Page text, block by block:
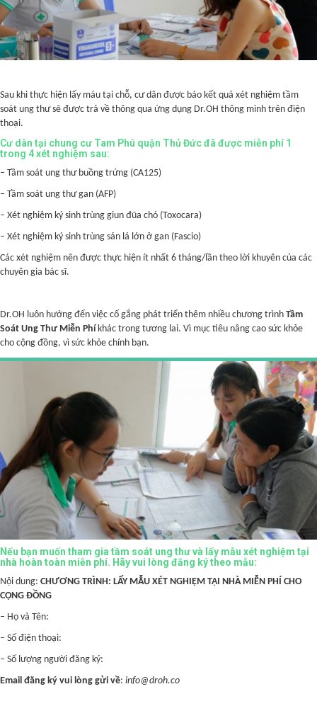
Sau khi thực hiện lấy máu tại chỗ, cư dân được báo kết quả xét nghiệm tầm
soát ung thư sẽ được trả về thông qua ứng dụng Dr.OH thông minh trên điện
thoại.
Cư dân tại chung cư Tam Phú quận Thủ Đức đã được miễn phí 1
trong 4 xét nghiệm sau:
– Tầm soát ung thư buồng trứng (CA125)
– Tầm soát ung thư gan (AFP)
– Xét nghiệm ký sinh trùng giun đũa chó (Toxocara)
– Xét nghiệm ký sinh trùng sán lá lớn ở gan (Fascio)
Các xét nghiệm nên được thực hiện ít nhất 6 tháng/lần theo lời khuyên của các
chuyên gia bác sĩ.
Dr.OH luôn hướng đến việc cố gắng phát triển thêm nhiều chương trình Tầm
Soát Ung Thư Miễn Phí khác trong tương lai. Vì mục tiêu nâng cao sức khỏe
cho cộng đồng, vì sức khỏe chính bạn.
Nếu bạn muốn tham gia tầm soát ung thư và lấy mẫu xét nghiệm tại
nhà hoàn toàn miễn phí. Hãy vui lòng đăng ký theo mẫu:
Nội dung: CHƯƠNG TRÌNH: LẤY MẪU XÉT NGHIỆM TẠI NHÀ MIỄN PHÍ CHO
CỘNG ĐỒNG
– Họ và Tên:
– Số điện thoại:
– Số lượng người đăng ký:
Email đăng ký vui lòng gửi về: info@droh.co